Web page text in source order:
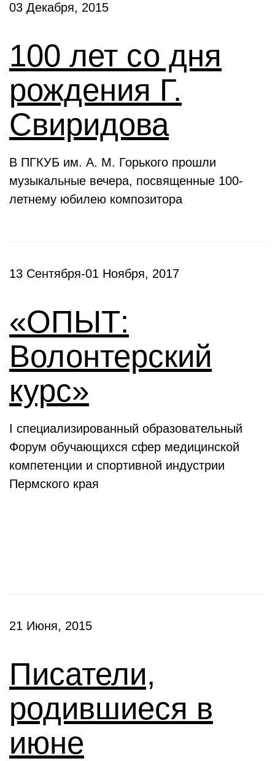
03 Декабря, 2015
100 лет со дня
рождения Г.
Свиридова
В ПГКУБ им. А. М. Горького прошли
музыкальные вечера, посвященные 100-
летнему юбилею композитора
13 Сентября-01 Ноября, 2017
«ОПЫТ:
Волонтерский
курс»
I специализированный образовательный
Форум обучающихся сфер медицинской
компетенции и спортивной индустрии
Пермского края
21 Июня, 2015
Писатели,
родившиеся в
июне